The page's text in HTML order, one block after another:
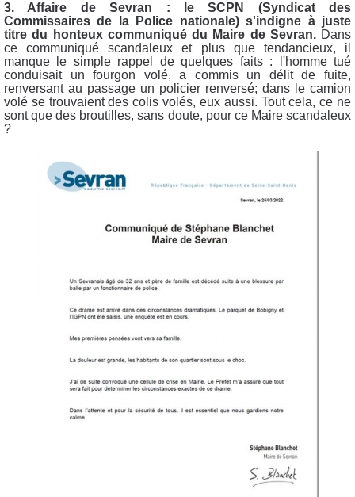
3. Affaire de Sevran : le SCPN (Syndicat des
Commissaires de la Police nationale) s'indigne à juste
titre du honteux communiqué du Maire de Sevran. Dans
ce communiqué
scandaleux et plus que tendancieux, il
manque le simple rappel de quelques faits : l'homme tué
conduisait un fourgon volé, a commis un délit de fuite,
renversant au passage un policier renversé; dans le camion
volé se trouvaient des colis volés, eux aussi. Tout cela, ce ne
sont que des broutilles, sans doute, pour ce Maire scandaleux
?